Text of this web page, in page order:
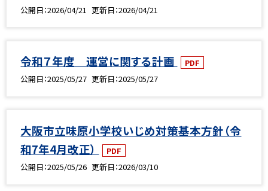
公開日 2026/04/21 更新日 2026/04/21
令和７年度 運営に関する計画
PDF
公開日 2025/05/27 更新日 2025/05/27
大阪市立味原小学校いじめ対策基本方針（令
和7年4月改正）
PDF
公開日 2025/05/26 更新日 2026/03/10